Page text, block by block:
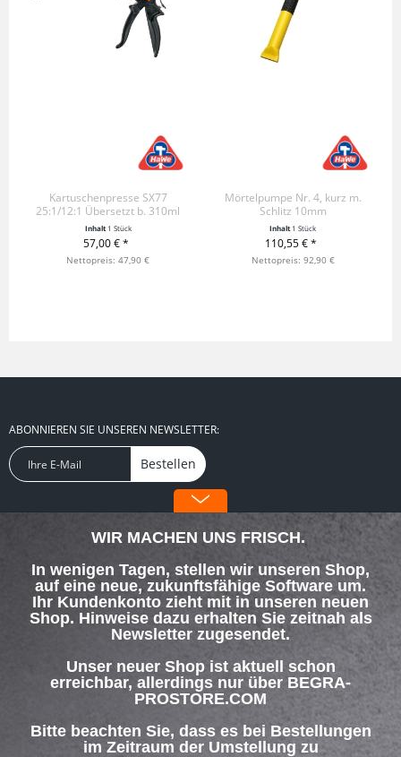
Kartuschenpresse SX77
25:1/12:1 Übersetzt b. 310ml
Inhalt1 Stück
57,00 € *
+ IN DEN WARENKORB
Nettopreis: 47,90 €
Mörtelpumpe Nr. 4, kurz m.
Schlitz 10mm
Inhalt1 Stück
110,55 € *
+ IN DEN WARENKORB
Nettopreis: 92,90 €
ABONNIEREN SIE UNSEREN NEWSLETTER:
Bestellen
FOLGEN SIE UNS:
WIR MACHEN UNS FRISCH.
In wenigen Tagen, stellen wir unseren Shop,
auf eine neue, zukunftsfähige Software um.
Ihr Kundenkonto zieht mit in unseren neuen
Shop. Hinweise dazu erhalten Sie zeitnah als
Newsletter zugesendet.
Unser neuer Shop ist aktuell schon
erreichbar, allerdings nur über BEGRA-
PROSTORE.COM
Bitte beachten Sie, dass es bei Bestellungen
im Zeitraum der Umstellung zu
SERVICE HOTLINE
SHOP SERVICE
ZAHLUNG & VERSAND